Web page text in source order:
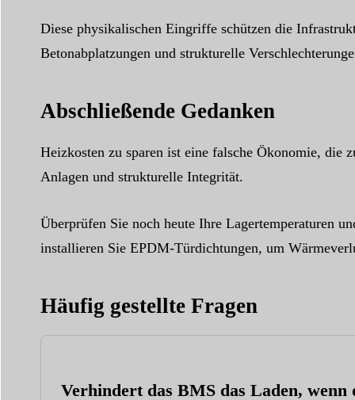
Diese physikalischen Eingriffe schützen die
Betonabplatzungen und strukturelle
Abschließende Gedanken
Heizkosten zu sparen ist eine falsche Ökonomie, die
Anlagen und strukturelle Integrität.
Überprüfen Sie noch heute Ihre Lagertemperaturen
installieren Sie EPDM-Türdichtungen, um
Häufig gestellte Fragen
Verhindert das BMS das Laden,